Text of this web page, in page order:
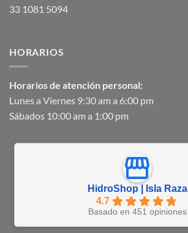
33 1081 5094
HORARIOS
Horarios de atención personal:
Lunes a Viernes 9:30 am a 6:00 pm
Sábados 10:00 am a 1:00 pm
HidroShop | Isla Raza
4.7
Basado en 451 opiniones